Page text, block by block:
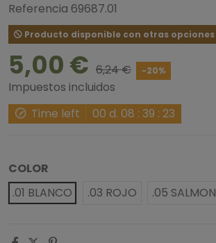
Referencia 69687.01
Producto disponible con otras opciones
5,00 € 6,24 € -20%
Impuestos incluidos
Time left
00 d. 08 : 39 : 22
COLOR
.01 BLANCO
.03 ROJO .05 SALMON